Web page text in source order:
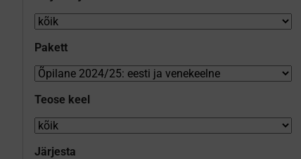
Pakett
Teose keel
Järjesta